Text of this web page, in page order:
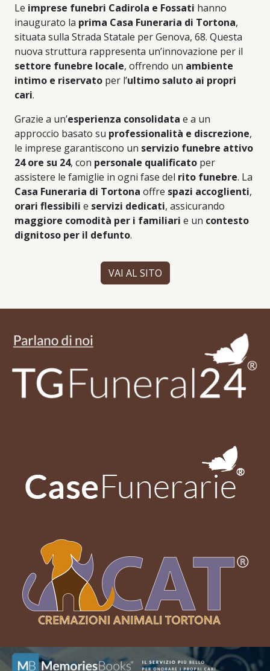
Le imprese funebri Cadirola e Fossati hanno
inaugurato la prima Casa Funeraria di Tortona,
situata sulla Strada Statale per Genova, 68. Questa
nuova struttura rappresenta un’innovazione per il
settore funebre locale, offrendo un ambiente
intimo e riservato per l’ultimo saluto ai propri
cari.
Grazie a un’esperienza consolidata e a un
approccio basato su professionalità e discrezione,
le imprese garantiscono un servizio funebre attivo
24 ore su 24, con personale qualificato per
assistere le famiglie in ogni fase del rito funebre. La
Casa Funeraria di Tortona offre spazi accoglienti,
orari flessibili e servizi dedicati, assicurando
maggiore comodità per i familiari e un contesto
dignitoso per il defunto.
VAI AL SITO